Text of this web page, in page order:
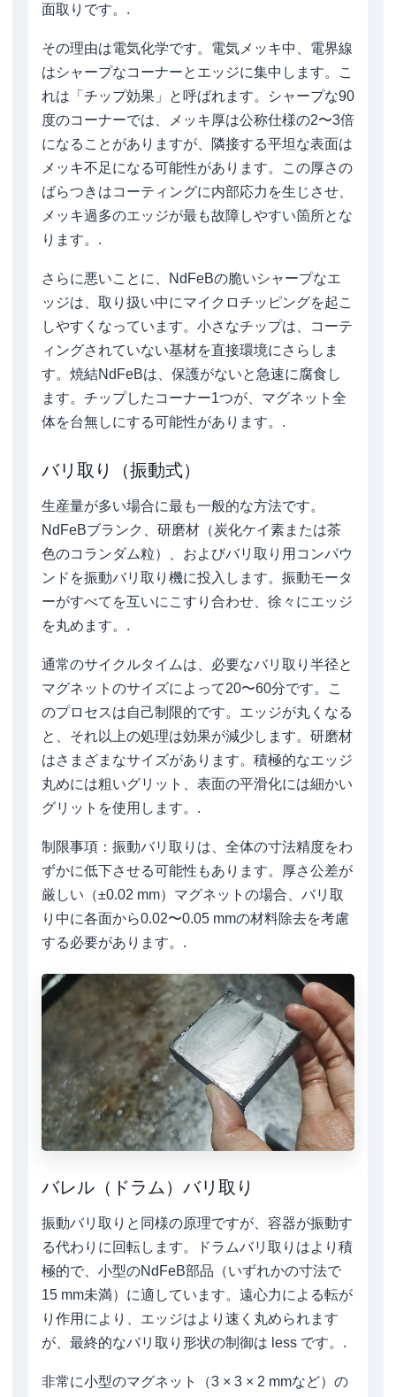
面取りです。.
その理由は電気化学です。電気メッキ中、電界線
はシャープなコーナーとエッジに集中します。こ
れは「チップ効果」と呼ばれます。シャープな90
度のコーナーでは、メッキ厚は公称仕様の2〜3倍
になることがありますが、隣接する平坦な表面は
メッキ不足になる可能性があります。この厚さの
ばらつきはコーティングに内部応力を生じさせ、
メッキ過多のエッジが最も故障しやすい箇所とな
ります。.
さらに悪いことに、NdFeBの脆いシャープなエ
ッジは、取り扱い中にマイクロチッピングを起こ
しやすくなっています。小さなチップは、コーテ
ィングされていない基材を直接環境にさらしま
す。焼結NdFeBは、保護がないと急速に腐食し
ます。チップしたコーナー1つが、マグネット全
体を台無しにする可能性があります。.
バリ取り（振動式）
生産量が多い場合に最も一般的な方法です。
NdFeBブランク、研磨材（炭化ケイ素または茶
色のコランダム粒）、およびバリ取り用コンパウ
ンドを振動バリ取り機に投入します。振動モータ
ーがすべてを互いにこすり合わせ、徐々にエッジ
を丸めます。.
通常のサイクルタイムは、必要なバリ取り半径と
マグネットのサイズによって20〜60分です。こ
のプロセスは自己制限的です。エッジが丸くなる
と、それ以上の処理は効果が減少します。研磨材
はさまざまなサイズがあります。積極的なエッジ
丸めには粗いグリット、表面の平滑化には細かい
グリットを使用します。.
制限事項：振動バリ取りは、全体の寸法精度をわ
ずかに低下させる可能性もあります。厚さ公差が
厳しい（±0.02 mm）マグネットの場合、バリ取
り中に各面から0.02〜0.05 mmの材料除去を考慮
する必要があります。.
バレル（ドラム）バリ取り
振動バリ取りと同様の原理ですが、容器が振動す
る代わりに回転します。ドラムバリ取りはより積
極的で、小型のNdFeB部品（いずれかの寸法で
15 mm未満）に適しています。遠心力による転が
り作用により、エッジはより速く丸められます
が、最終的なバリ取り形状の制御は less です。.
非常に小型のマグネット（3 × 3 × 2 mmなど）の